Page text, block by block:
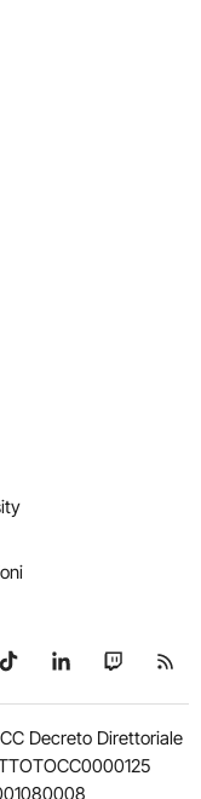
su Telegram
Seguici su TikTok
Seguici su
Seguici
Decreto Direttoriale